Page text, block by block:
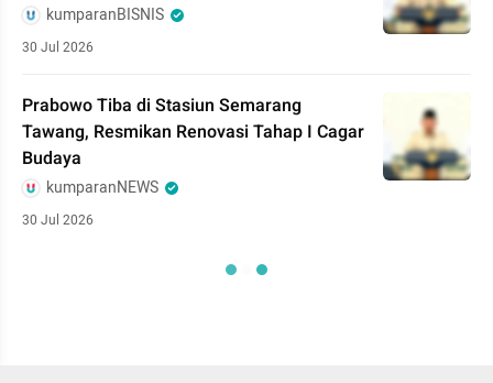
kumparanBISNIS
30 Jul 2026
Prabowo Tiba di Stasiun Semarang
Tawang, Resmikan Renovasi Tahap I Cagar
Budaya
kumparanNEWS
30 Jul 2026